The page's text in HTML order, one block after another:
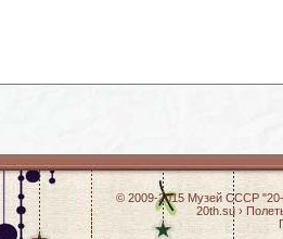
© 2009-2015 Музей СССР
20th.su ›